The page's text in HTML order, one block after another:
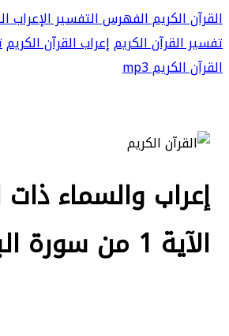
القرآن الكريمالفهرسالتفسيرالإعراب
تفسير القرآن الكريمإعراب القرآن الكريم
القرآن الكريم mp3
إعراب والسماء ذات
الآية 1 من سورة البروج